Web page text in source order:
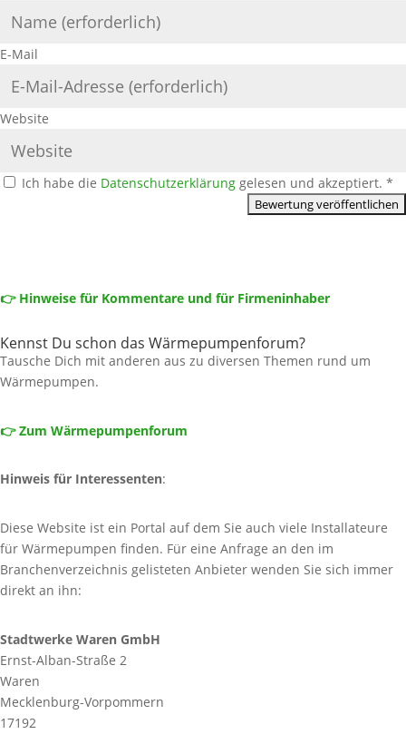
E-Mail
Website
Ich habe die Datenschutzerklärung gelesen und akzeptiert. *
👉 Hinweise für Kommentare und für Firmeninhaber
Kennst Du schon das Wärmepumpenforum?
Tausche Dich mit anderen aus zu diversen Themen rund um
Wärmepumpen.
👉 Zum Wärmepumpenforum
Hinweis für Interessenten:
Diese Website ist ein Portal auf dem Sie auch viele Installateure
für Wärmepumpen finden. Für eine Anfrage an den im
Branchenverzeichnis gelisteten Anbieter wenden Sie sich immer
direkt an ihn:
Stadtwerke Waren GmbH
Ernst-Alban-Straße 2
Waren
Mecklenburg-Vorpommern
17192